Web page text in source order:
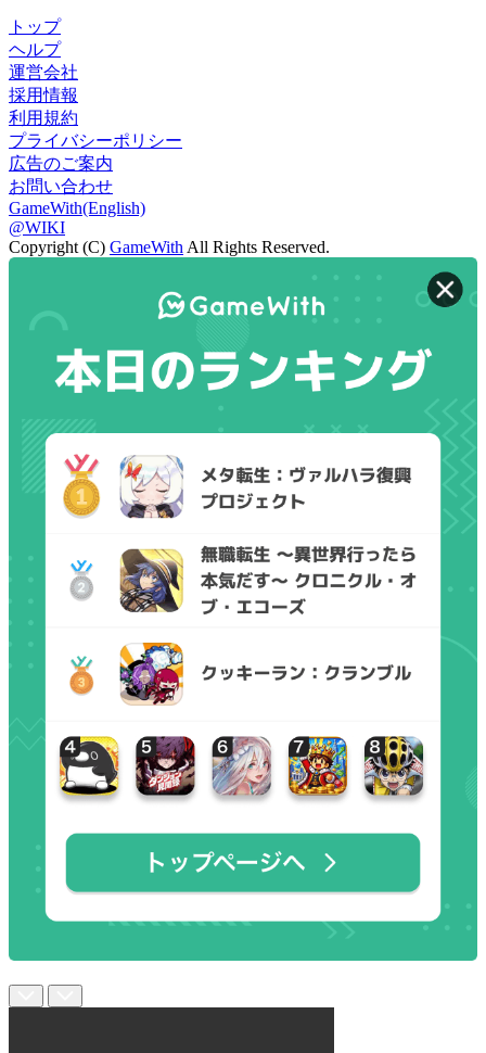
トップ
ヘルプ
運営会社
採用情報
利用規約
プライバシーポリシー
広告のご案内
お問い合わせ
GameWith(English)
@WIKI
Copyright (C) GameWith All Rights Reserved.